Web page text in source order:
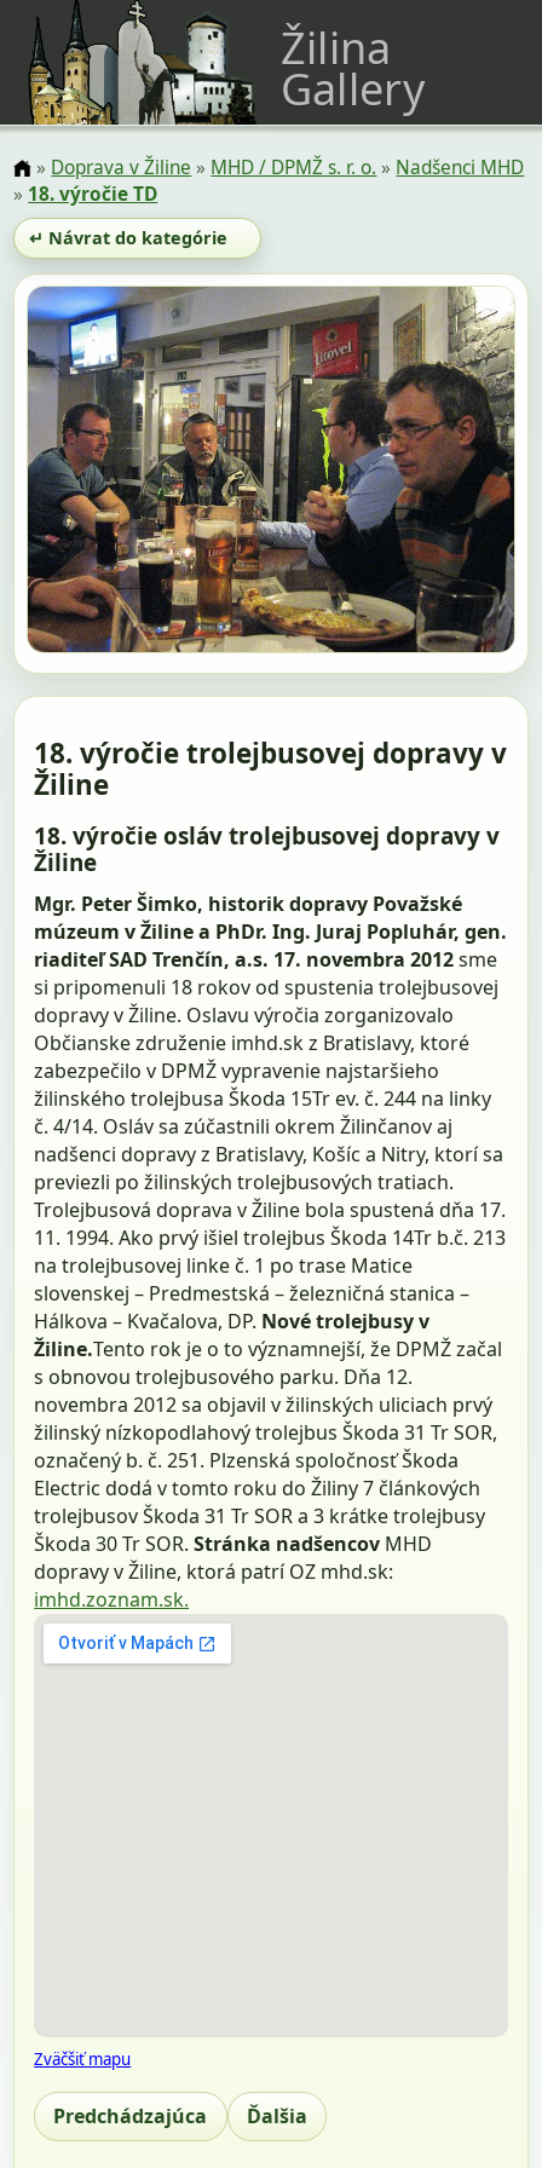
Žilina
Gallery
» Doprava v Žiline » MHD / DPMŽ s. r. o. » Nadšenci MHD
» 18. výročie TD
↵ Návrat do kategórie
18. výročie trolejbusovej dopravy v
Žiline
18. výročie osláv trolejbusovej dopravy v
Žiline
Mgr. Peter Šimko, historik dopravy Považské
múzeum v Žiline a PhDr. Ing. Juraj Popluhár, gen.
riaditeľ SAD Trenčín, a.s. 17. novembra 2012sme
si pripomenuli 18 rokov od spustenia trolejbusovej
dopravy v Žiline. Oslavu výročia zorganizovalo
Občianske združenie imhd.sk z Bratislavy, ktoré
zabezpečilo v DPMŽ vypravenie najstaršieho
žilinského trolejbusa Škoda 15Tr ev. č. 244 na linky
č. 4/14. Osláv sa zúčastnili okrem Žilinčanov aj
nadšenci dopravy z Bratislavy, Košíc a Nitry, ktorí sa
previezli po žilinských trolejbusových tratiach.
Trolejbusová doprava v Žiline bola spustená dňa 17.
11. 1994. Ako prvý išiel trolejbus Škoda 14Tr b.č. 213
na trolejbusovej linke č. 1 po trase Matice
slovenskej – Predmestská – železničná stanica –
Hálkova – Kvačalova, DP. Nové trolejbusy v
Žiline.Tento rok je o to významnejší, že DPMŽ začal
s obnovou trolejbusového parku. Dňa 12.
novembra 2012 sa objavil v žilinských uliciach prvý
žilinský nízkopodlahový trolejbus Škoda 31 Tr SOR,
označený b. č. 251. Plzenská spoločnosť Škoda
Electric dodá v tomto roku do Žiliny 7 článkových
trolejbusov Škoda 31 Tr SOR a 3 krátke trolejbusy
Škoda 30 Tr SOR.Stránka nadšencov MHD
dopravy v Žiline, ktorá patrí OZ mhd.sk:
imhd.zoznam.sk.
Zväčšiť mapu
Predchádzajúca Ďalšia